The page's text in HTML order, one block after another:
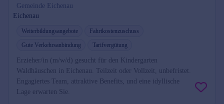
Gemeinde Eichenau
Eichenau
Weiterbildungsangebote
Fahrtkostenzuschuss
Gute Verkehrsanbindung
Tarifvergütung
Erzieher/in (m/w/d) gesucht für den Kindergarten
Waldhäuschen in Eichenau. Teilzeit oder Vollzeit, unbefristet.
Engagiertes Team, attraktive Benefits, und eine idyllische
Lage erwarten Sie.